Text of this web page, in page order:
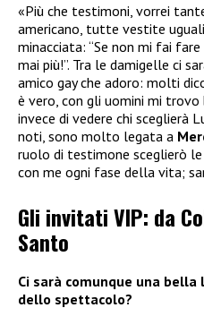
«Più che testimoni, vorrei
americano, tutte vestite
minacciata: “Se non mi fai
mai più!”. Tra le damigelle ci
amico gay che adoro: molti
è vero, con gli uomini mi trovo
invece di vedere chi sceglierà
noti, sono molto legata a
ruolo di testimone sceglierò
con me ogni fase della vita;
Gli invitati VIP: da
Santo
Ci sarà comunque una
dello spettacolo?